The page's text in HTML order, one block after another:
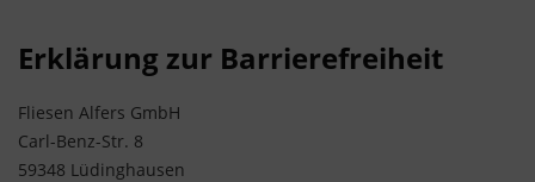
Erklärung zur Barrierefreiheit
Fliesen Alfers GmbH
Carl-Benz-Str. 8
59348 Lüdinghausen